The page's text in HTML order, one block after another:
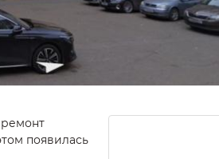
появилась